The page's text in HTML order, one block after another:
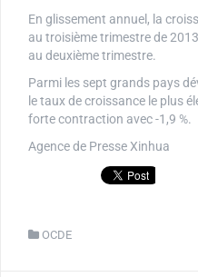
En glissement annuel, la
au troisième trimestre de
au deuxième trimestre.
Parmi les sept grands pays
le taux de croissance le plus
forte contraction avec -1,9 %.
Agence de Presse Xinhua
OCDE